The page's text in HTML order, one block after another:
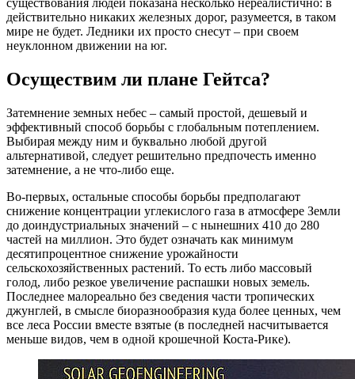
существования людей показана несколько нереалистично: в
действительно никаких железных дорог, разумеется, в таком
мире не будет. Ледники их просто снесут – при своем
неуклонном движении на юг.
Осуществим ли плане Гейтса?
Затемнение земных небес – самый простой, дешевый и
эффективный способ борьбы с глобальным потеплением.
Выбирая между ним и буквально любой другой
альтернативой, следует решительно предпочесть именно
затемнение, а не что-либо еще.
Во-первых, остальные способы борьбы предполагают
снижение концентрации углекислого газа в атмосфере Земли
до доиндустриальных значений – с нынешних 410 до 280
частей на миллион. Это будет означать как минимум
десятипроцентное снижение урожайности
сельскохозяйственных растений. То есть либо массовый
голод, либо резкое увеличение распашки новых земель.
Последнее малореально без сведения части тропических
джунглей, в смысле биоразнообразия куда более ценных, чем
все леса России вместе взятые (в последней насчитывается
меньше видов, чем в одной крошечной Коста-Рике).